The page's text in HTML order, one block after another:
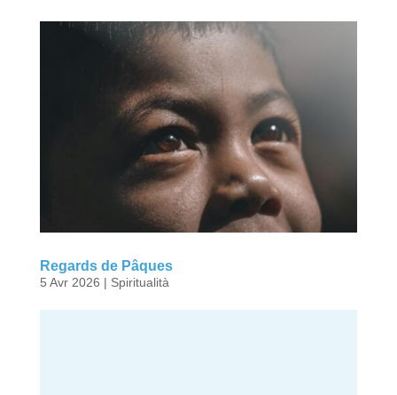
Regards de Pâques
5 Avr 2026 | Spiritualità